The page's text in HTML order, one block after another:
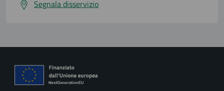
Segnala disservizio